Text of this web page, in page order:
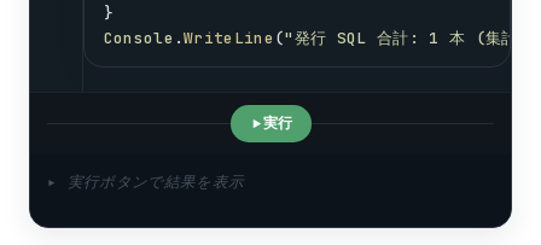
}
Console .WriteLine ("発行 SQL 合計: 1 本 (集計済
実行
▸ 実行ボタンで結果を表示